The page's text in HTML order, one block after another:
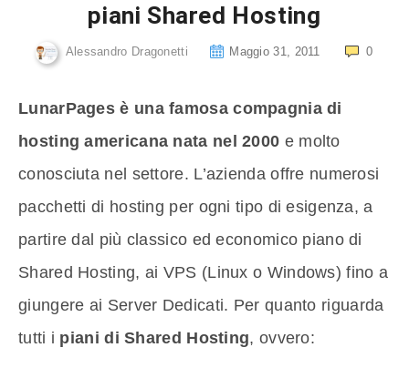
piani Shared Hosting
Alessandro Dragonetti Maggio 31, 2011 0
LunarPages è una famosa compagnia di
hosting americana nata nel 2000 e molto
conosciuta nel settore. L’azienda offre numerosi
pacchetti di hosting per ogni tipo di esigenza, a
partire dal più classico ed economico piano di
Shared Hosting, ai VPS (Linux o Windows) fino a
giungere ai Server Dedicati. Per quanto riguarda
tutti i piani di Shared Hosting, ovvero: